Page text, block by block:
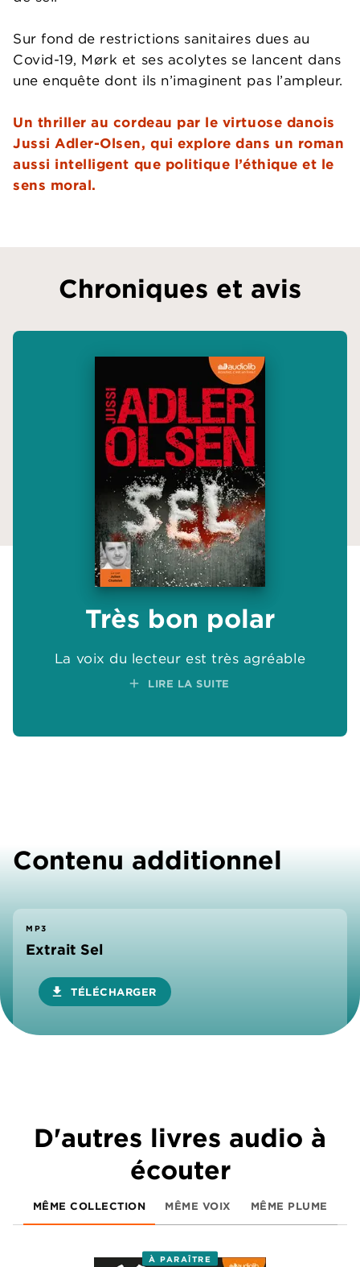
Sur fond de restrictions sanitaires dues au
Covid-19, Mørk et ses acolytes se lancent dans
une enquête dont ils n’imaginent pas l’ampleur.
Un thriller au cordeau par le virtuose danois
Jussi Adler-Olsen, qui explore dans un roman
aussi intelligent que politique l’éthique et le
sens moral.
Chroniques et avis
Très bon polar
La voix du lecteur est très agréable
add LIRE LA SUITE
Contenu additionnel
MP3
Extrait Sel
download TÉLÉCHARGER
D'autres livres audio à
écouter
MÊME COLLECTION MÊME VOIX MÊME PLUME
À PARAÎTRE